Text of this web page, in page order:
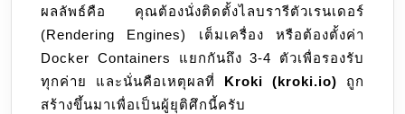
ผลลัพธ์คือ คุณต้องนั่งติดตั้งไลบรารีตัวเรนเดอร์
(Rendering Engines) เต็มเครื่อง หรือต้องตั้งค่า
Docker Containers แยกกันถึง 3-4 ตัวเพื่อรองรับ
ทุกค่าย และนั่นคือเหตุผลที่ Kroki (kroki.io) ถูก
สร้างขึ้นมาเพื่อเป็นผู้ยุติศึกนี้ครับ